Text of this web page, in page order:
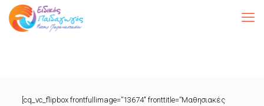
[cq_vc_flipbox frontfullimage=”13674″ fronttitle=”Μαθησιακές